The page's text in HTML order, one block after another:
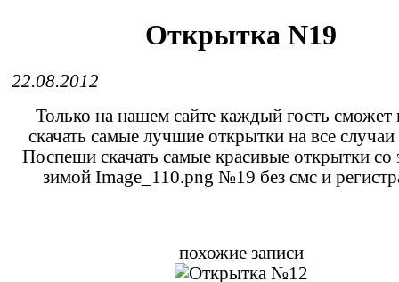
Открытка N19
22.08.2012
Только на нашем сайте каждый гость сможет
скачать самые лучшие открытки на все
Поспеши скачать самые красивые открытки со
зимой Image_110.png №19 без смс и
похожие записи